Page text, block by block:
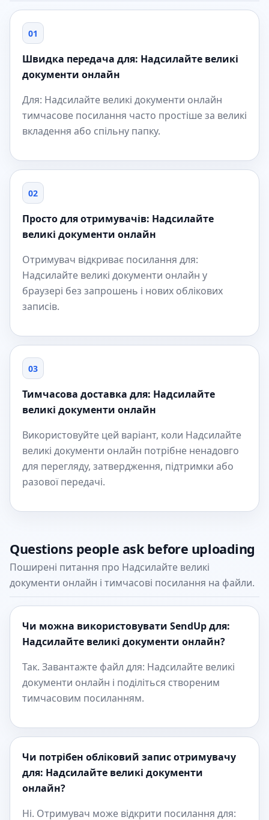
01
Швидка передача для: Надсилайте великі
документи онлайн
Для: Надсилайте великі документи онлайн
тимчасове посилання часто простіше за великі
вкладення або спільну папку.
02
Просто для отримувачів: Надсилайте
великі документи онлайн
Отримувач відкриває посилання для:
Надсилайте великі документи онлайн у
браузері без запрошень і нових облікових
записів.
03
Тимчасова доставка для: Надсилайте
великі документи онлайн
Використовуйте цей варіант, коли Надсилайте
великі документи онлайн потрібне ненадовго
для перегляду, затвердження, підтримки або
разової передачі.
Questions people ask before uploading
Поширені питання про Надсилайте великі
документи онлайн і тимчасові посилання на файли.
Чи можна використовувати SendUp для:
Надсилайте великі документи онлайн?
Так. Завантажте файл для: Надсилайте великі
документи онлайн і поділіться створеним
тимчасовим посиланням.
Чи потрібен обліковий запис отримувачу
для: Надсилайте великі документи
онлайн?
Ні. Отримувач може відкрити посилання для: